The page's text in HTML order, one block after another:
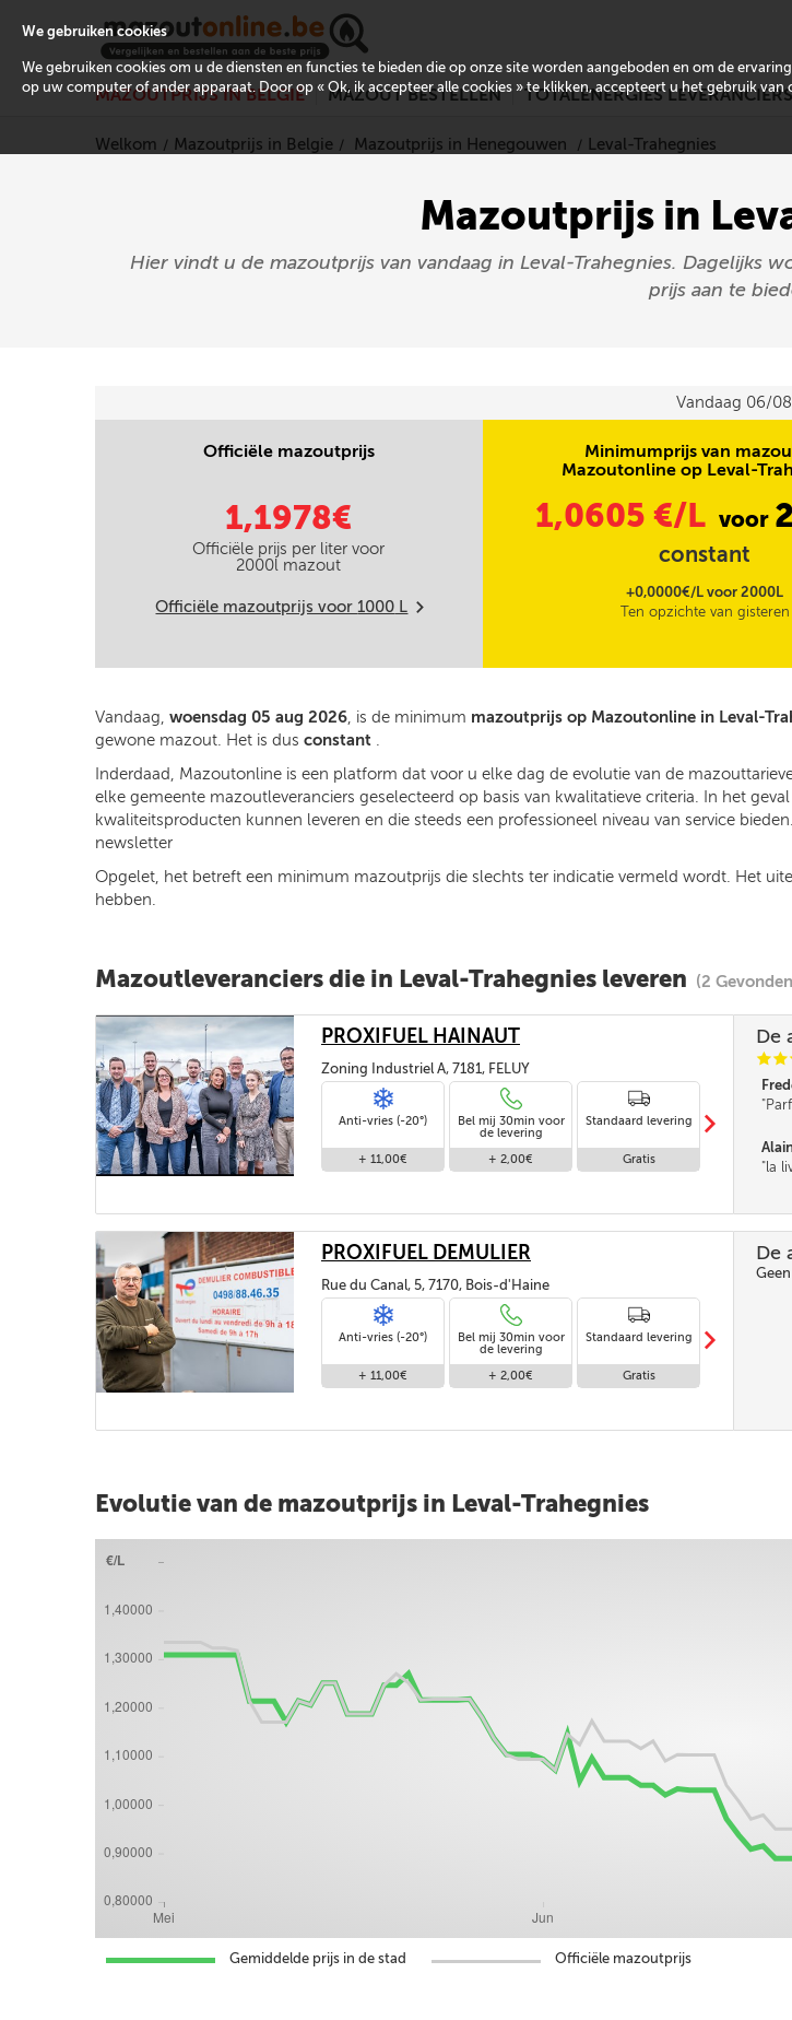
MAZOUTPRIJS IN BELGIË MAZOUT BESTELLEN TOTALENERGIES LEVERANCIERS
Welkom Mazoutprijs in Belgie Mazoutprijs in Henegouwen Leval-Trahegnies
Mazoutprijs in
Hier vindt u de mazoutprijs van vandaag in Leval-Trahegnies. Dagelijks
prijs aan te
Vandaag 06/08
Officiële mazoutprijs
1,1978€
Officiële prijs per liter voor
2000l mazout
Officiële mazoutprijs voor1000 L m
Minimumprijs van
Mazoutonline op Leval-
1,0605 €/L voor
constant
+0,0000€/L voor 2000L
Ten opzichte van gisteren
Vandaag, woensdag 05 aug 2026, is de minimum mazoutprijs op Mazoutonline in Leval-
gewone mazout. Het is dus constant .
Inderdaad, Mazoutonline is een platform dat voor u elke dag de evolutie van de
elke gemeente mazoutleveranciers geselecteerd op basis van kwalitatieve criteria. In het
kwaliteitsproducten kunnen leveren en die steeds een professioneel niveau van service
newsletter
Opgelet, het betreft een minimum mazoutprijs die slechts ter indicatie vermeld wordt. Het
hebben.
Mazoutleveranciers die in Leval-Trahegnies leveren (2
PROXIFUEL HAINAUT
Zoning Industriel A, 7181, FELUY
Anti-vries (-20°)
+ 11,00€
Bel mij 30min voor
de levering
+ 2,00€
Standaard levering
Gratis
Gratis
m
De
CC
la
PROXIFUEL DEMULIER
Rue du Canal, 5, 7170, Bois-d'Haine
Anti-vries (-20°)
+ 11,00€
Bel mij 30min voor
de levering
+ 2,00€
Standaard levering
Gratis
m
De
Evolutie van de mazoutprijs in Leval-Trahegnies
Gemiddelde prijs in de stad Officiële mazoutprijs
We gebruiken cookies
We gebruiken cookies om u de diensten en functies te bieden die op onze site worden aangeboden en om de
op uw computer of ander apparaat. Door op « Ok, ik accepteer alle cookies » te klikken, accepteert u het gebruik van